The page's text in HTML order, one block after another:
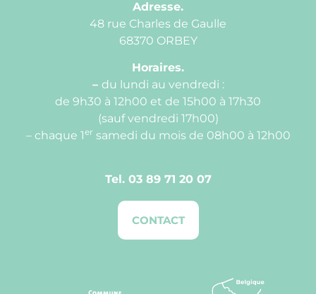
Adresse.
48 rue Charles de Gaulle
68370 ORBEY
Horaires.
– du lundi au vendredi :
de 9h30 à 12h00 et de 15h00 à 17h30
(sauf vendredi 17h00)
– chaque 1er samedi du mois de 08h00 à 12h00
Tel. 03 89 71 20 07
CONTACT